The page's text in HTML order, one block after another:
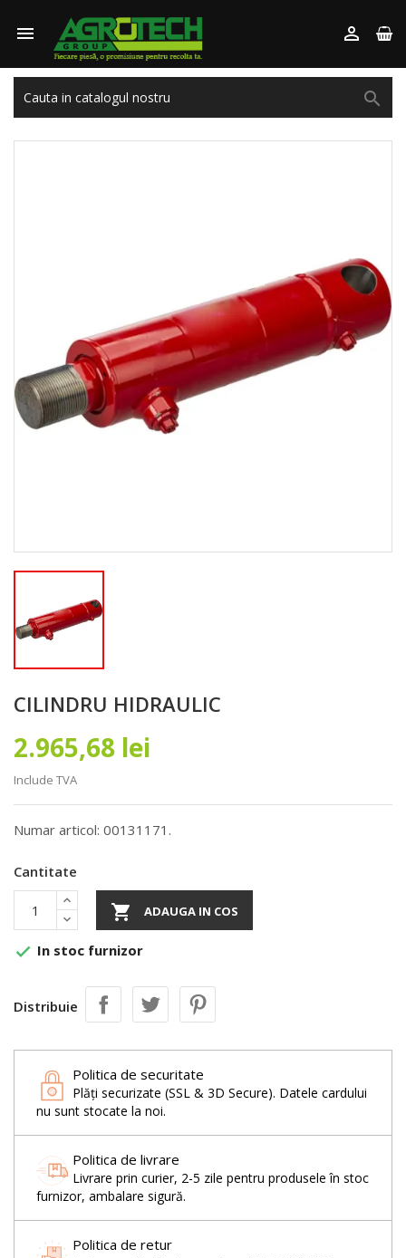
 

CILINDRU HIDRAULIC
2.965,68 lei
Include TVA
Numar articol: 00131171.
Cantitate
 ADAUGA IN COS
 In stoc furnizor
Distribuie
Politica de securitate
Plăți securizate (SSL & 3D Secure). Datele cardului
nu sunt stocate la noi.
Politica de livrare
Livrare prin curier, 2-5 zile pentru produsele în stoc
furnizor, ambalare sigură.
Politica de retur